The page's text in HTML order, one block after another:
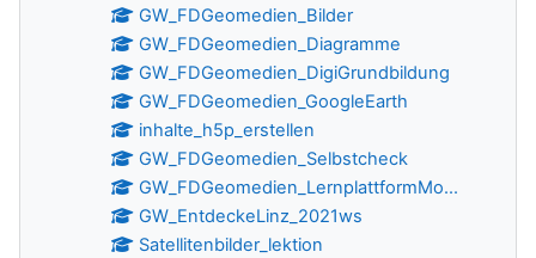
GW_FDGeomedien_Bilder
GW_FDGeomedien_Diagramme
GW_FDGeomedien_DigiGrundbildung
GW_FDGeomedien_GoogleEarth
inhalte_h5p_erstellen
GW_FDGeomedien_Selbstcheck
GW_FDGeomedien_LernplattformMo...
GW_EntdeckeLinz_2021ws
Satellitenbilder_lektion